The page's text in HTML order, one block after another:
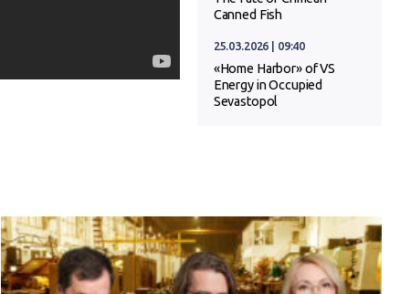
Canned Fish
25.03.2026 | 09:40
«Home Harbor» of VS
Energy in Occupied
Sevastopol